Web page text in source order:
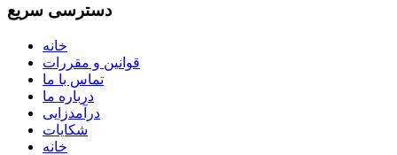
دسترسی سریع
خانه
قوانین و مقررات
تماس با ما
درباره ما
درآمدزایی
شکایات
خانه